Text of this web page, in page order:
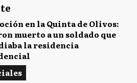
en la Quinta de Olivos:
muerto a un soldado que
la residencia